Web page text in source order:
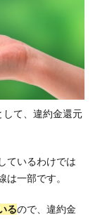
して、違約金還元
ているわけでは
は一部です。
るので、違約金